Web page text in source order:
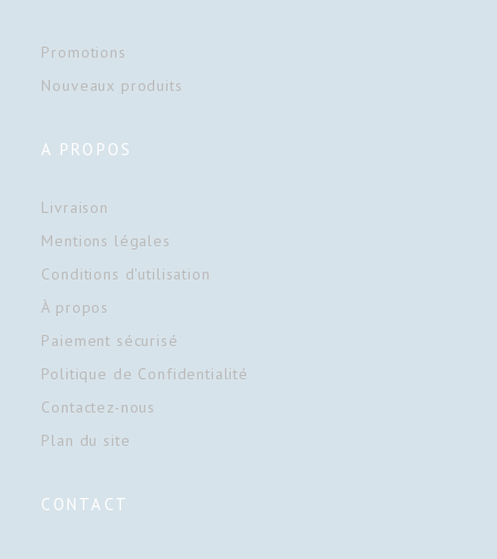
Promotions
Nouveaux produits
A PROPOS
Livraison
Mentions légales
Conditions d'utilisation
À propos
Paiement sécurisé
Politique de Confidentialité
Contactez-nous
Plan du site
CONTACT